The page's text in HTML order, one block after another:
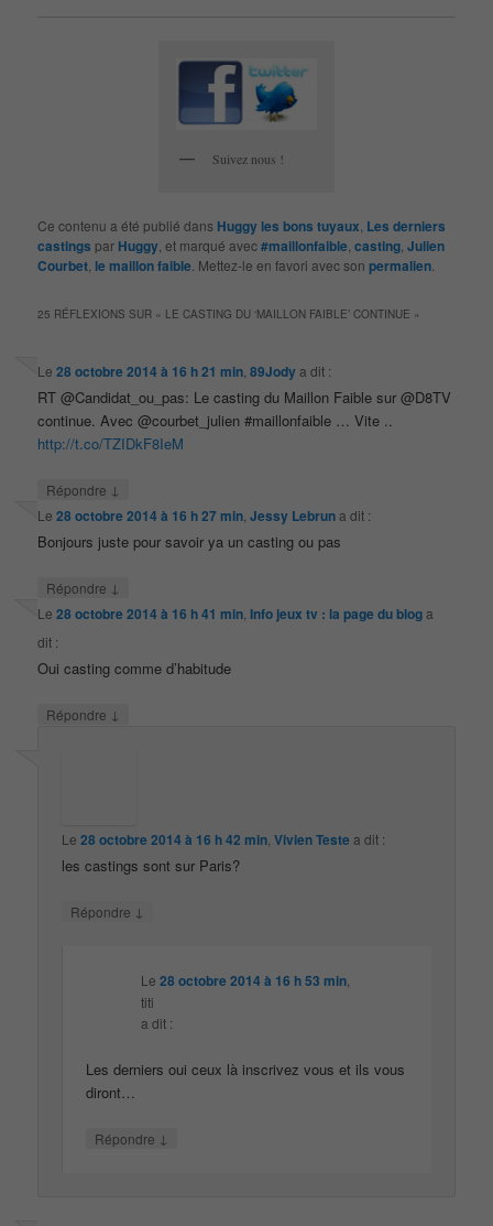
Suivez nous !
Ce contenu a été publié dans Huggy les bons tuyaux, Les derniers
castings par Huggy, et marqué avec#maillonfaible,casting,Julien
Courbet, le maillon faible. Mettez-le en favori avec sonpermalien.
25 RÉFLEXIONS SUR « LE CASTING DU ‘MAILLON FAIBLE’ CONTINUE »
Le28 octobre 2014 à 16 h 21 min ,89Jodya dit :
RT @Candidat_ou_pas: Le casting du Maillon Faible sur @D8TV
continue. Avec @courbet_julien #maillonfaible … Vite ..
http://t.co/TZIDkF8IeM
Répondre ↓
Le28 octobre 2014 à 16 h 27 min ,Jessy Lebruna dit :
Bonjours juste pour savoir ya un casting ou pas
Répondre ↓
Le28 octobre 2014 à 16 h 41 min Info jeux tv : la page du bloga
dit :
Oui casting comme d’habitude
Répondre ↓
Le28 octobre 2014 à 16 h 42 min ,Vivien Teste a dit :
les castings sont sur Paris?
Répondre ↓
Le28 octobre 2014 à 16 h 53 min,
titi
a dit :
Les derniers oui ceux là inscrivez vous et ils vous
diront…
Répondre ↓